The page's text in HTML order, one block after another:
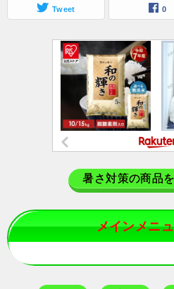
Tweet 0
暑さ対策の商品
メインメニ